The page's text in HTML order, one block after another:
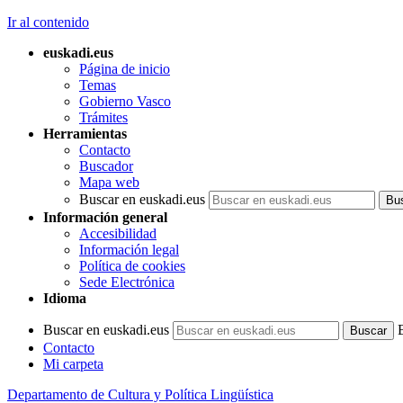
Ir al contenido
euskadi.eus
Página de inicio
Temas
Gobierno Vasco
Trámites
Herramientas
Contacto
Buscador
Mapa web
Buscar en euskadi.eus
Información general
Accesibilidad
Información legal
Política de cookies
Sede Electrónica
Idioma
Buscar en euskadi.eus
Contacto
Mi carpeta
Departamento de Cultura y Política Lingüística